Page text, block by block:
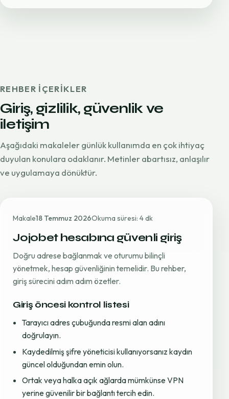
REHBER IÇERIKLER
Giriş, gizlilik, güvenlik ve
iletişim
Aşağıdaki makaleler günlük kullanımda en çok ihtiyaç
duyulan konulara odaklanır. Metinler abartısız, anlaşılır
ve uygulamaya dönüktür.
Makale18 Temmuz 2026Okuma süresi: 4 dk
Jojobet hesabına güvenli giriş
Doğru adrese bağlanmak ve oturumu bilinçli
yönetmek, hesap güvenliğinin temelidir. Bu rehber,
giriş sürecini adım adım özetler.
Giriş öncesi kontrol listesi
Tarayıcı adres çubuğunda resmi alan adını
doğrulayın.
Kaydedilmiş şifre yöneticisi kullanıyorsanız kaydın
güncel olduğundan emin olun.
Ortak veya halka açık ağlarda mümkünse VPN
yerine güvenilir bir bağlantı tercih edin.